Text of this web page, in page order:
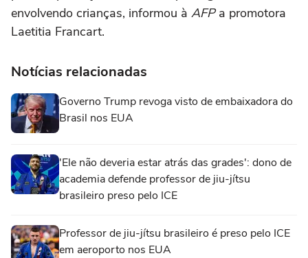
envolvendo crianças, informou à AFPa promotora
Laetitia Francart.
Notícias relacionadas
Governo Trump revoga visto de embaixadora do
Brasil nos EUA
'Ele não deveria estar atrás das grades': dono de
academia defende professor de jiu-jítsu
brasileiro preso pelo ICE
Professor de jiu-jítsu brasileiro é preso pelo ICE
em aeroporto nos EUA